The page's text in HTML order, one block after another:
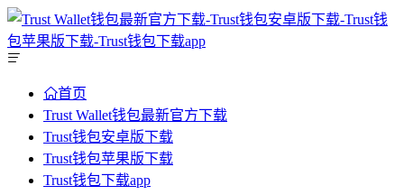
首页
Trust Wallet钱包最新官方下载
Trust钱包安卓版下载
Trust钱包苹果版下载
Trust钱包下载app